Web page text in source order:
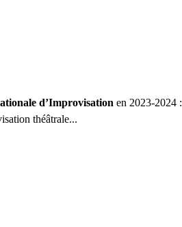
d’Improvisation en 2023-2024
théâtrale...